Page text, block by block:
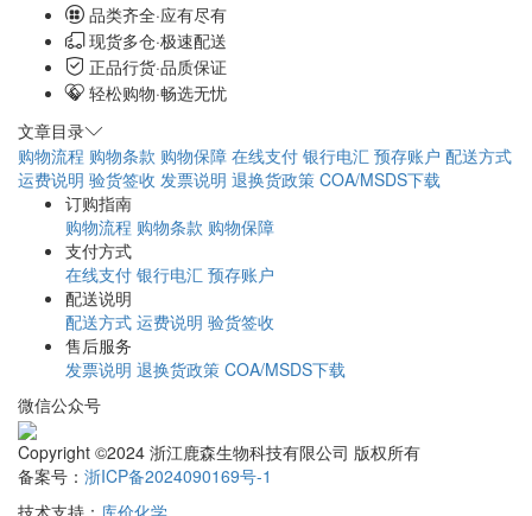
品类齐全·应有尽有
现货多仓·极速配送
正品行货·品质保证
轻松购物·畅选无忧
文章目录
购物流程 购物条款 购物保障 在线支付 银行电汇 预存账户 配送方式
运费说明 验货签收 发票说明 退换货政策 COA/MSDS下载
订购指南
购物流程 购物条款 购物保障
支付方式
在线支付 银行电汇 预存账户
配送说明
配送方式 运费说明 验货签收
售后服务
发票说明 退换货政策 COA/MSDS下载
微信公众号
Copyright ©2024 浙江鹿森生物科技有限公司 版权所有
备案号： 浙ICP备2024090169号-1
技术支持： 库价化学